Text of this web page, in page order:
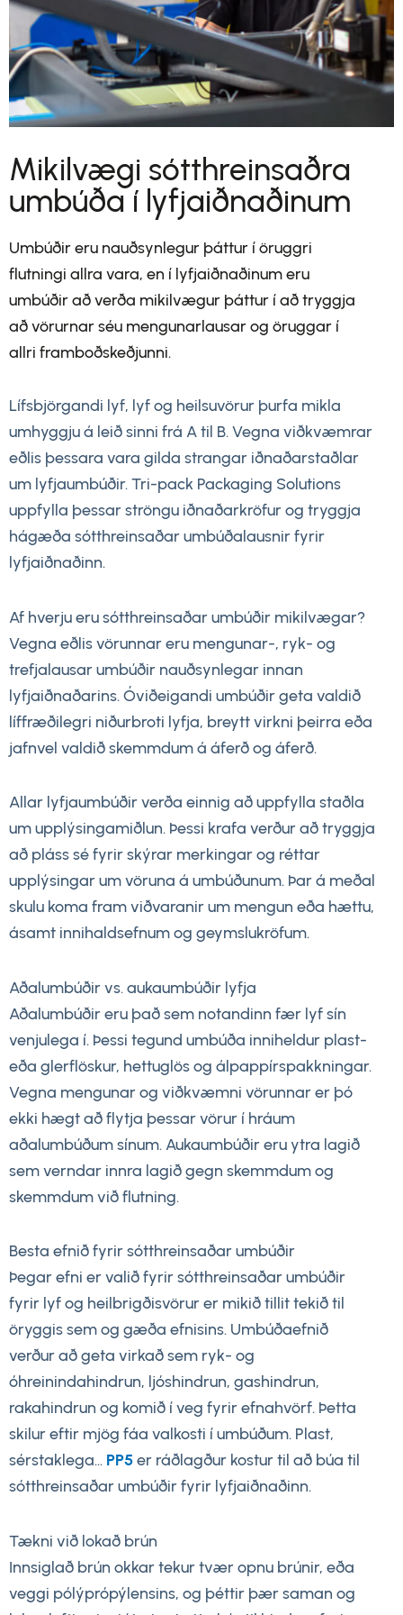
Mikilvægi sótthreinsaðra
umbúða í lyfjaiðnaðinum
Umbúðir eru nauðsynlegur þáttur í öruggri
flutningi allra vara, en í lyfjaiðnaðinum eru
umbúðir að verða mikilvægur þáttur í að tryggja
að vörurnar séu mengunarlausar og öruggar í
allri framboðskeðjunni.
Lífsbjörgandi lyf, lyf og heilsuvörur þurfa mikla
umhyggju á leið sinni frá A til B. Vegna viðkvæmrar
eðlis þessara vara gilda strangar iðnaðarstaðlar
um lyfjaumbúðir. Tri-pack Packaging Solutions
uppfylla þessar ströngu iðnaðarkröfur og tryggja
hágæða sótthreinsaðar umbúðalausnir fyrir
lyfjaiðnaðinn.
Af hverju eru sótthreinsaðar umbúðir mikilvægar?
Vegna eðlis vörunnar eru mengunar-, ryk- og
trefjalausar umbúðir nauðsynlegar innan
lyfjaiðnaðarins. Óviðeigandi umbúðir geta valdið
líffræðilegri niðurbroti lyfja, breytt virkni þeirra eða
jafnvel valdið skemmdum á áferð og áferð.
Allar lyfjaumbúðir verða einnig að uppfylla staðla
um upplýsingamiðlun. Þessi krafa verður að tryggja
að pláss sé fyrir skýrar merkingar og réttar
upplýsingar um vöruna á umbúðunum. Þar á meðal
skulu koma fram viðvaranir um mengun eða hættu,
ásamt innihaldsefnum og geymslukröfum.
Aðalumbúðir vs. aukaumbúðir lyfja
Aðalumbúðir eru það sem notandinn fær lyf sín
venjulega í. Þessi tegund umbúða inniheldur plast-
eða glerflöskur, hettuglös og álpappírspakkningar.
Vegna mengunar og viðkvæmni vörunnar er þó
ekki hægt að flytja þessar vörur í hráum
aðalumbúðum sínum. Aukaumbúðir eru ytra lagið
sem verndar innra lagið gegn skemmdum og
skemmdum við flutning.
Besta efnið fyrir sótthreinsaðar umbúðir
Þegar efni er valið fyrir sótthreinsaðar umbúðir
fyrir lyf og heilbrigðisvörur er mikið tillit tekið til
öryggis sem og gæða efnisins. Umbúðaefnið
verður að geta virkað sem ryk- og
óhreinindahindrun, ljóshindrun, gashindrun,
rakahindrun og komið í veg fyrir efnahvörf. Þetta
skilur eftir mjög fáa valkosti í umbúðum. Plast,
sérstaklega... PP5er ráðlagður kostur til að búa til
sótthreinsaðar umbúðir fyrir lyfjaiðnaðinn.
Tækni við lokað brún
Innsiglað brún okkar tekur tvær opnu brúnir, eða
veggi pólýprópýlensins, og þéttir þær saman og